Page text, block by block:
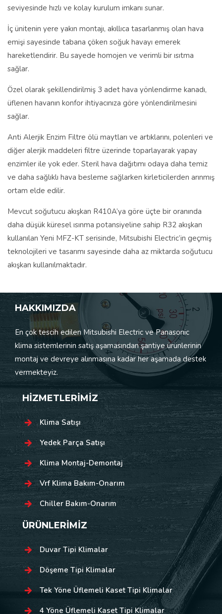
seviyesinde hızlı ve kolay kurulum imkanı sunar.
İç ünitenin yere yakın montajı, akıllıca tasarlanmış olan hava
emişi sayesinde tabana çöken soğuk havayı emerek
hareketlendirir. Bu sayede homojen ve verimli bir ısıtma
sağlar.
Özel olarak şekillendirilmiş 3 adet hava yönlendirme kanadı,
üflenen havanın konfor ihtiyacınıza göre yönlendirilmesini
sağlar.
Anti Alerjik Enzim Filtre ölü maytları ve artıklarını, polenleri ve
diğer alerjik maddeleri filtre üzerinde toparlayarak yapay
enzimler ile yok eder. Steril hava dağıtımı odaya daha temiz
ve daha sağlıklı hava besleme sağlarken kirleticilerden arınmış
ortam elde edilir.
Mevcut soğutucu akışkan R410A’ya göre üçte bir oranında
daha düşük küresel ısınma potansiyeline sahip R32 akışkan
kullanılan Yeni MFZ-KT serisinde, Mitsubishi Electric’in geçmiş
teknolojileri ve tasarımı sayesinde daha az miktarda soğutucu
akışkan kullanılmaktadır.
HAKKIMIZDA
En çok tescih edilen Mitsubishi Electric ve Panasonic
klima sistemlerinin satış aşamasından şantiye ürünlerinin
montaj ve devreye alınmasına kadar her aşamada destek
vermekteyiz.
HİZMETLERİMİZ
Klima Satışı
Yedek Parça Satışı
Klima Montaj-Demontaj
Vrf Klima Bakım-Onarım
Chiller Bakım-Onarım
ÜRÜNLERİMİZ
Duvar Tipi Klimalar
Döşeme Tipi Klimalar
Tek Yöne Üflemeli Kaset Tipi Klimalar
4 Yöne Üflemeli Kaset Tipi Klimalar